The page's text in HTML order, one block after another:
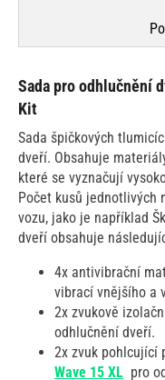
Sada pro odhlučnění
Kit
Sada špičkových
dveří. Obsahuje
které se vyznačují
Počet kusů jednotlivých
vozu, jako je například
dveří obsahuje
4x antivibrační
vibrací vnějšího a
2x zvukově
odhlučnění dveří.
2x zvuk pohlcující
Wave 15 XL pro